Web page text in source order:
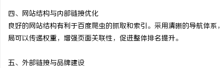
四、网站结构与内部链接优化
良好的网站结构有利于百度爬虫的抓取和索引。采用清晰的导航体
局可以传递权重，增强页面关联性，促进整体排名提升。
五、外部链接与品牌建设